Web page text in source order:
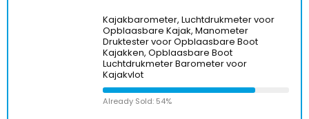
Kajakbarometer, Luchtdrukmeter voor
Opblaasbare Kajak, Manometer
Druktester voor Opblaasbare Boot
Kajakken, Opblaasbare Boot
Luchtdrukmeter Barometer voor
Kajakvlot
Already Sold: 54%